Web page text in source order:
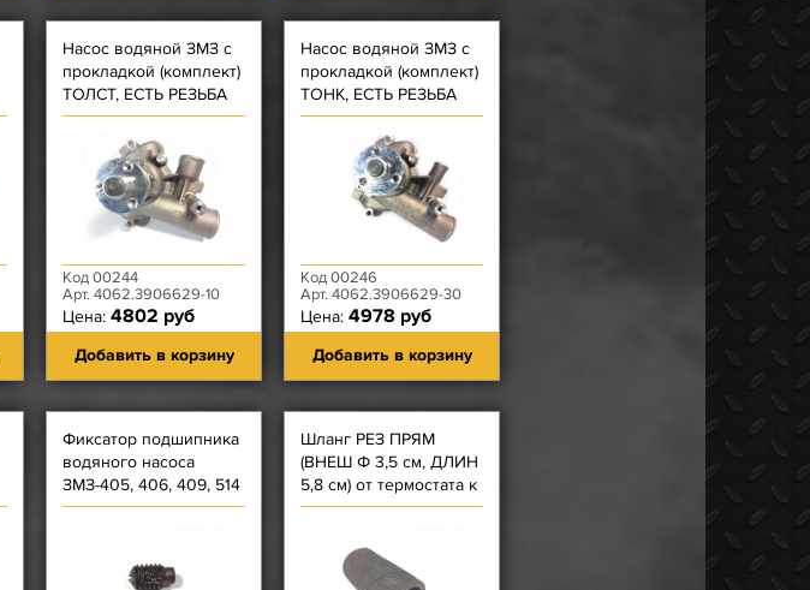
Насос водяной ЗМЗ с
прокладкой (комплект)
ТОЛСТ, ЕСТЬ РЕЗЬБА
409 с ГУРом
Код 00244
Арт. 4062.3906629-10
Цена: 4802 руб
Добавить в корзину
Насос водяной ЗМЗ с
прокладкой (комплект)
ТОНК, ЕСТЬ РЕЗЬБА
409 с ГУРом с 01.2009
Код 00246
Арт. 4062.3906629-30
Цена: 4978 руб
Добавить в корзину
Фиксатор подшипника
водяного насоса
ЗМЗ-405, 406, 409, 514
Шланг РЕЗ ПРЯМ
(ВНЕШ Ф 3,5 см, ДЛИН
5,8 см) от термостата к
насосу ЗМЗ-40524/525,